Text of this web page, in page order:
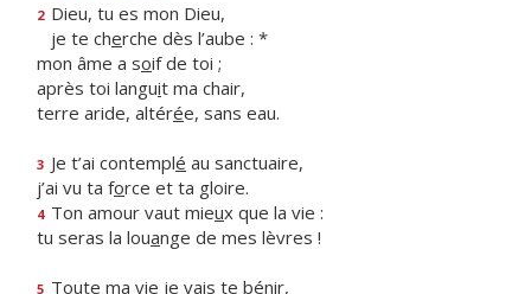
2 Dieu, tu es mon Dieu,
je te cherche dès l’aube : *
mon âme a soif de toi ;
après toi languit ma chair,
terre aride, altérée, sans eau.
3 Je t’ai contemplé au sanctuaire,
j’ai vu ta force et ta gloire.
4 Ton amour vaut mieux que la vie :
tu seras la louange de mes lèvres !
5 Toute ma vie je vais te bénir,